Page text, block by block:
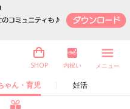
ゃん・育児 妊活
SHOP 内祝い メニュー